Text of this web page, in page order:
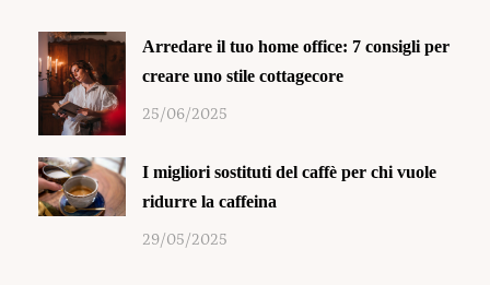
Arredare il tuo home office: 7 consigli per
creare uno stile cottagecore
25/06/2025
I migliori sostituti del caffè per chi vuole
ridurre la caffeina
29/05/2025